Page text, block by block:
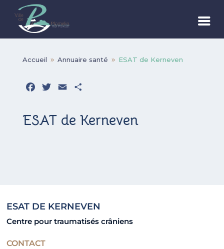
Accueil 9 Annuaire santé 9 ESAT de Kerneven
Facebook
Twitter
Email
ESAT de Kerneven
ESAT DE KERNEVEN
Centre pour traumatisés crâniens
CONTACT